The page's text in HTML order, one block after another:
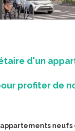
d'un
profiter de
appartements neufs